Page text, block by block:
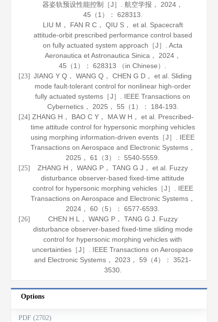
器姿轨预设性能控制［J］.航空学报 ， 2024 ，
45 （1）： 628313.
LIU M， FAN R C， QIU S， et al. Spacecraft
attitude-orbit prescribed performance control based
on fully actuated system approach［J］.Acta
Aeronautica et Astronautica Sinica ， 2024，
45 （1）： 628313 （in Chinese）.
[23]
JIANG Y Q， WANG Q， CHEN G D， et al. Sliding
mode fault-tolerant control for nonlinear high-order
fully actuated systems［J］. IEEE Transactions on
Cybernetics， 2025 ， 55 （1）： 184-193.
[24] ZHANG H， BAO C Y， MA W H， et al. Prescribed-
time attitude control for hypersonic morphing vehicles
using morphing information-driven events［J］. IEEE
Transactions on Aerospace and Electronic Systems，
2025 ，61 （3）： 5540-5559.
[25]
ZHANG H， WANG P， TANG G J， et al. Fuzzy
disturbance observer-based fixed-time attitude
control for hypersonic morphing vehicles［J］. IEEE
Transactions on Aerospace and Electronic Systems，
2024 ，60 （5）： 6577-6593.
[26]
CHEN H L， WANG P， TANG G J. Fuzzy
disturbance observer-based fixed-time sliding mode
control for hypersonic morphing vehicles with
uncertainties［J］. IEEE Transactions on Aerospace
and Electronic Systems ， 2023 ， 59 （4）： 3521-
3530.
Options
PDF (2702)